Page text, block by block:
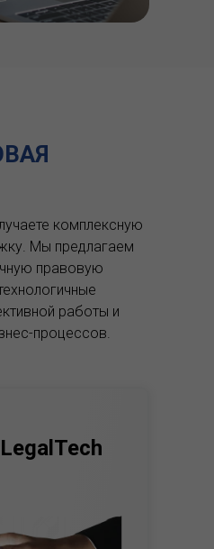
комплексную
Мы предлагаем
правовую
работы и
процессов.